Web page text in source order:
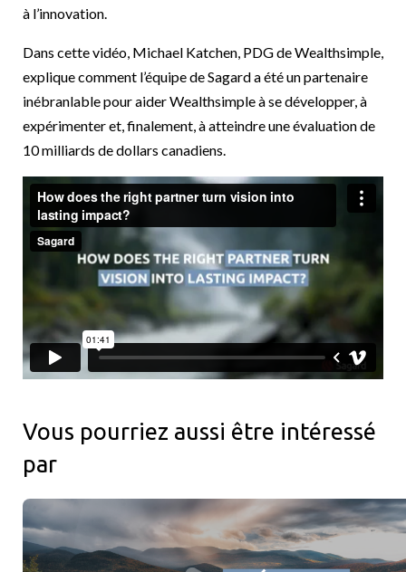
à l’innovation.
Dans cette vidéo, Michael Katchen, PDG de Wealthsimple,
explique comment l’équipe de Sagard a été un partenaire
inébranlable pour aider Wealthsimple à se développer, à
expérimenter et, finalement, à atteindre une évaluation de
10 milliards de dollars canadiens.
Vous pourriez aussi être intéressé
par
Racines canadiennes et portée mondiale